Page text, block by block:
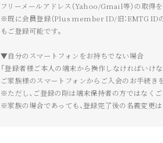
フリーメールアドレス（Yahoo/Gmail等）の取得
※既に会員登録（Plus member ID/旧：EMTG ID
もご登録可能です。
▼自分のスマートフォンをお持ちでない場合
「登録者様ご本人の端末から操作しなければいけ
ご家族様のスマートフォンからご入会のお手続き
※ただし、ご登録の際は端末保持者の方ではなくご
※家族の場合であっても、登録完了後の名義変更